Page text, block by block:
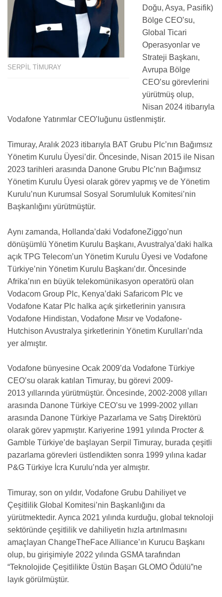
SERPİL TİMURAY
Doğu, Asya, Pasifik)
Bölge CEO’su,
Global Ticari
Operasyonlar ve
Strateji Başkanı,
Avrupa Bölge
CEO’su görevlerini
yürütmüş olup,
Nisan 2024 itibarıyla
Vodafone Yatırımlar CEO’luğunu üstlenmiştir.
Timuray, Aralık 2023 itibarıyla BAT Grubu Plc’nın Bağımsız
Yönetim Kurulu Üyesi’dir. Öncesinde, Nisan 2015 ile Nisan
2023 tarihleri arasında Danone Grubu Plc’nın Bağımsız
Yönetim Kurulu Üyesi olarak görev yapmış ve de Yönetim
Kurulu’nun Kurumsal Sosyal Sorumluluk Komitesi’nin
Başkanlığını yürütmüştür.
Aynı zamanda, Hollanda’daki VodafoneZiggo’nun
dönüşümlü Yönetim Kurulu Başkanı, Avustralya’daki halka
açık TPG Telecom’un Yönetim Kurulu Üyesi ve Vodafone
Türkiye’nin Yönetim Kurulu Başkanı’dır. Öncesinde
Afrika’nın en büyük telekomünikasyon operatörü olan
Vodacom Group Plc, Kenya’daki Safaricom Plc ve
Vodafone Katar Plc halka açık şirketlerinin yanısıra
Vodafone Hindistan, Vodafone Mısır ve Vodafone-
Hutchison Avustralya şirketlerinin Yönetim Kurulları’nda
yer almıştır.
Vodafone bünyesine Ocak 2009’da Vodafone Türkiye
CEO’su olarak katılan Timuray, bu görevi 2009-
2013 yıllarında yürütmüştür. Öncesinde, 2002-2008 yılları
arasında Danone Türkiye CEO’su ve 1999-2002 yılları
arasında Danone Türkiye Pazarlama ve Satış Direktörü
olarak görev yapmıştır. Kariyerine 1991 yılında Procter &
Gamble Türkiye’de başlayan Serpil Timuray, burada çeşitli
pazarlama görevleri üstlendikten sonra 1999 yılına kadar
P&G Türkiye İcra Kurulu’nda yer almıştır.
Timuray, son on yıldır, Vodafone Grubu Dahiliyet ve
Çeşitlilik Global Komitesi’nin Başkanlığını da
yürütmektedir. Ayrıca 2021 yılında kurduğu, global teknoloji
sektöründe çeşitlilik ve dahiliyetin hızla artırılmasını
amaçlayan ChangeTheFace Alliance’ın Kurucu Başkanı
olup, bu girişimiyle 2022 yılında GSMA tarafından
“Teknolojide Çeşitlilikte Üstün Başarı GLOMO Ödülü”ne
layık görülmüştür.